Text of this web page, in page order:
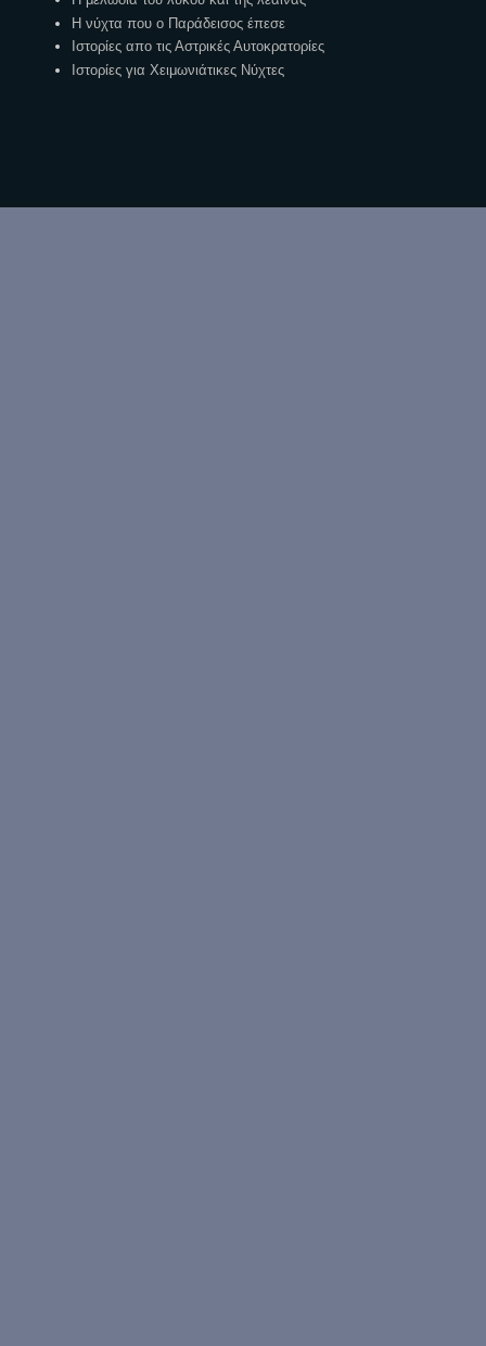
Η νύχτα που ο Παράδεισος έπεσε
Ιστορίες απο τις Αστρικές Αυτοκρατορίες
Ιστορίες για Χειμωνιάτικες Νύχτες